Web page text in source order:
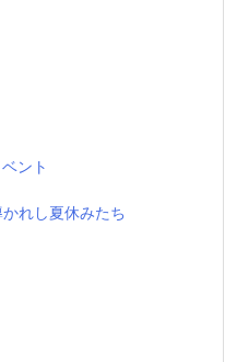
ント
れし夏休みたち